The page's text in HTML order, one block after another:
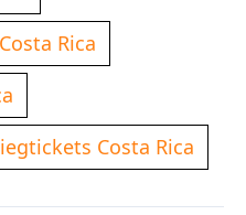
Rica
Costa Rica